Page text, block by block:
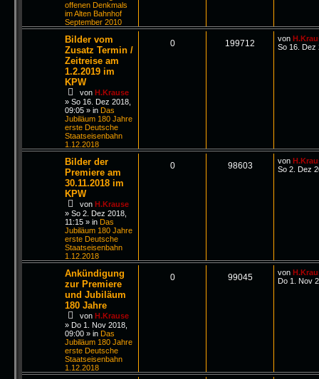
offenen Denkmals
im Alten Bahnhof
September 2010
Bilder vom
Zusatz Termin /
Zeitreise am
1.2.2019 im
KPW
von H.Krause
» So 16. Dez 2018,
09:05 » in Das
Jubiläum 180 Jahre
erste Deutsche
Staatseisenbahn
1.12.2018
0 199712 von
So 16. Dez
Bilder der
Premiere am
30.11.2018 im
KPW
von H.Krause
» So 2. Dez 2018,
11:15 » in Das
Jubiläum 180 Jahre
erste Deutsche
Staatseisenbahn
1.12.2018
0 98603 von
So 2. Dez
Ankündigung
zur Premiere
und Jubiläum
180 Jahre
von H.Krause
» Do 1. Nov 2018,
09:00 » in Das
Jubiläum 180 Jahre
erste Deutsche
Staatseisenbahn
1.12.2018
0 99045 von
Do 1. Nov